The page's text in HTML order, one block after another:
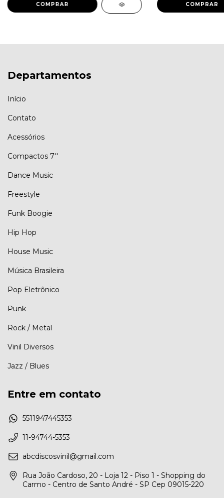
Departamentos
Início
Contato
Acessórios
Compactos 7''
Dance Music
Freestyle
Funk Boogie
Hip Hop
House Music
Música Brasileira
Pop Eletrônico
Punk
Rock / Metal
Vinil Diversos
Jazz / Blues
Entre em contato
5511947445353
11-94744-5353
abcdiscosvinil@gmail.com
Rua João Cardoso, 20 - Loja 12 - Piso 1 - Shopping do
Carmo - Centro de Santo André - SP Cep 09015-220